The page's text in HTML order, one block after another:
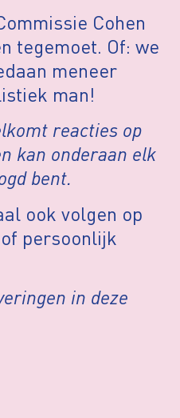
Cohen
tegemoet. Of: we
meneer
man!
reacties op
kan onderaan elk
bent.
ook volgen op
persoonlijk
in deze